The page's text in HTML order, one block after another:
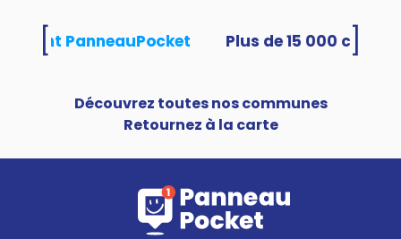
PanneauPocket
Découvrez toutes nos communes
Retournez à la carte